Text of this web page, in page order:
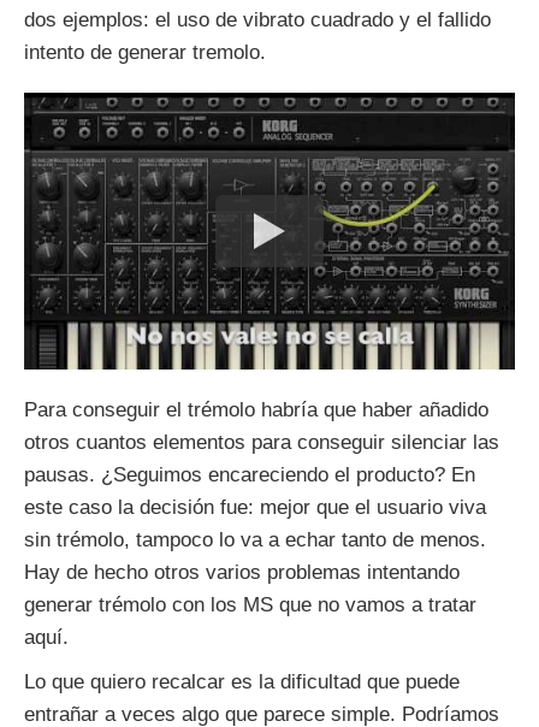
dos ejemplos: el uso de vibrato cuadrado y el fallido
intento de generar tremolo.
Para conseguir el trémolo habría que haber añadido
otros cuantos elementos para conseguir silenciar las
pausas. ¿Seguimos encareciendo el producto? En
este caso la decisión fue: mejor que el usuario viva
sin trémolo, tampoco lo va a echar tanto de menos.
Hay de hecho otros varios problemas intentando
generar trémolo con los MS que no vamos a tratar
aquí.
Lo que quiero recalcar es la dificultad que puede
entrañar a veces algo que parece simple. Podríamos